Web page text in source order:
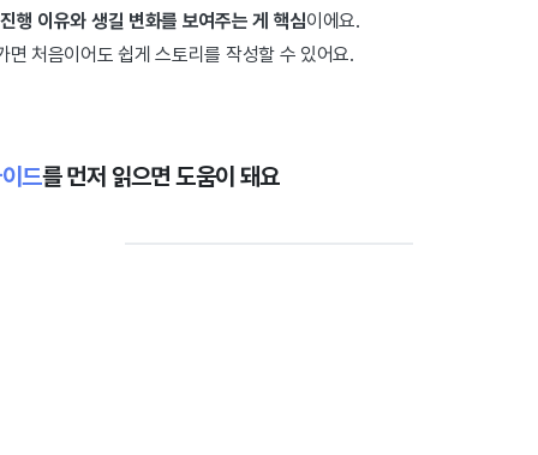
진행 이유와 생길 변화를 보여주는 게 핵심이에요.
면 처음이어도 쉽게 스토리를 작성할 수 있어요.
드를 먼저 읽으면 도움이 돼요